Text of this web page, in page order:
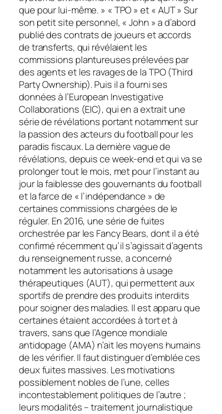
que pour lui-même. » « TPO » et « AUT » Sur
son petit site personnel, « John » a d’abord
publié des contrats de joueurs et accords
de transferts, qui révélaient les
commissions plantureuses prélevées par
des agents et les ravages de la TPO (Third
Party Ownership). Puis il a fourni ses
données à l’European Investigative
Collaborations (EIC), qui en a extrait une
série de révélations portant notamment sur
la passion des acteurs du football pour les
paradis fiscaux. La dernière vague de
révélations, depuis ce week-end et qui va se
prolonger tout le mois, met pour l’instant au
jour la faiblesse des gouvernants du football
et la farce de « l’indépendance » de
certaines commissions chargées de le
réguler. En 2016, une série de fuites
orchestrée par les Fancy Bears, dont il a été
confirmé récemment qu’il s’agissait d’agents
du renseignement russe, a concerné
notamment les autorisations à usage
thérapeutiques (AUT), qui permettent aux
sportifs de prendre des produits interdits
pour soigner des maladies. Il est apparu que
certaines étaient accordées à tort et à
travers, sans que l’Agence mondiale
antidopage (AMA) n’ait les moyens humains
de les vérifier. Il faut distinguer d’emblée ces
deux fuites massives. Les motivations
possiblement nobles de l’une, celles
incontestablement politiques de l’autre ;
leurs modalités – traitement journalistique